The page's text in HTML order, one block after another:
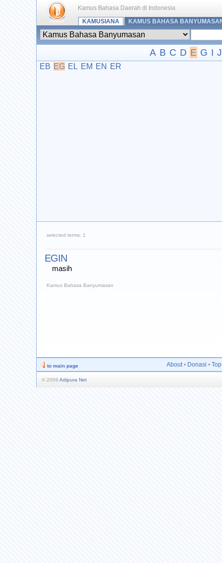
Kamus Bahasa Daerah di Indonesia
KAMUSIANA
KAMUS BAHASA
A B C D E G I J
EB EG EL EM EN ER
selected terms: 1
EGIN
masih
Kamus Bahasa Banyumasan
to main page About • Donasi •
© 2008 Adipura Net